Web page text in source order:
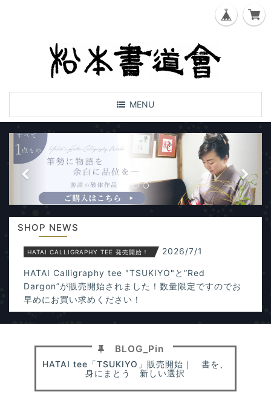
T
o
g
l
e
n
a
i
o
n
MENU
P
r
e
i
u
s
x
t
SHOP NEWS
HATAI CALLIGRAPHY TEE 発売開始！ 2026/7/1
HATAI Calligraphy tee "TSUKIYO"と”Red
Dargon”が販売開始されました！数量限定ですのでお
早めにお買い求めください！
＝現代破体書道家・河野重陽と游高の直筆一点ものギ
ャラリー＝ サロン・オフィス・自宅を“静かな気品”で
満たすアート作品をお届けします。 経営者・個人事業
HATAI tee「TSUKIYO」販売開始｜ 書を、
身にまとう 新しい選択